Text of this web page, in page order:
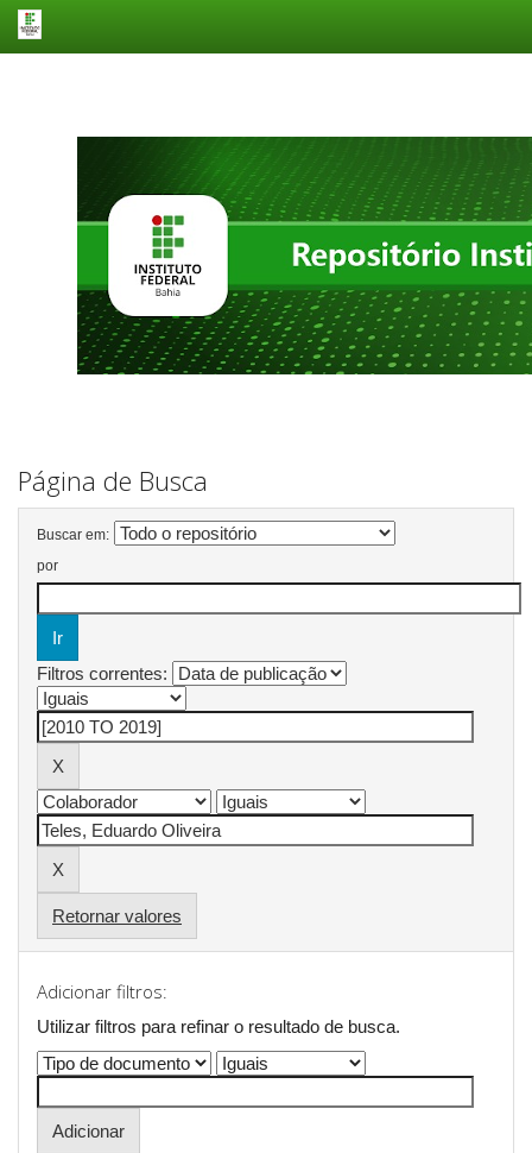
Página de Busca
Buscar em:
por
Filtros correntes:
Retornar valores
Adicionar filtros:
Utilizar filtros para refinar o resultado de busca.